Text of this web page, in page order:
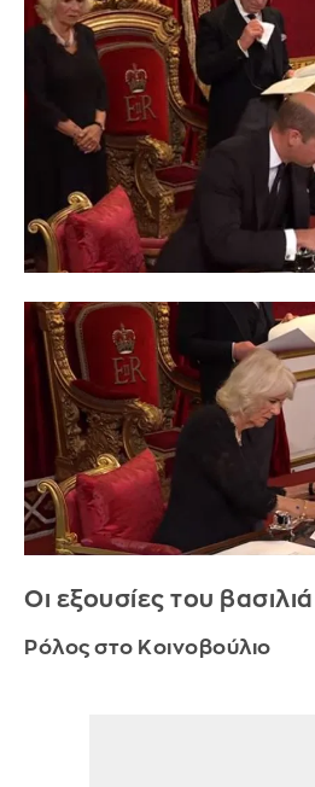
Οι εξουσίες του βασιλιά
Ρόλος στο Κοινοβούλιο